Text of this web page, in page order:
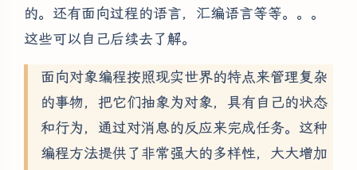
的。还有面向过程的语言，汇编语言等等。。。
这些可以自己后续去了解。
面向对象编程按照现实世界的特点来管理复杂
的事物，把它们抽象为对象，具有自己的状态
和行为，通过对消息的反应来完成任务。这种
编程方法提供了非常强大的多样性，大大增加